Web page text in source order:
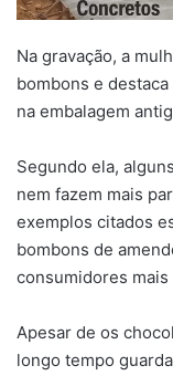
Na gravação, a
bombons e
na embalagem
Segundo ela,
nem fazem mais
exemplos citados
bombons de
consumidores mais
Apesar de os
longo tempo